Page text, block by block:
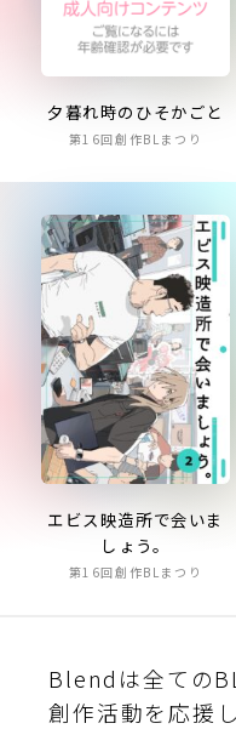
夕暮れ時のひそかごと
第16回創作BLまつり
エビス映造所で会いま
しょう。
第16回創作BLまつり
Blendは全ての
創作活動を応援